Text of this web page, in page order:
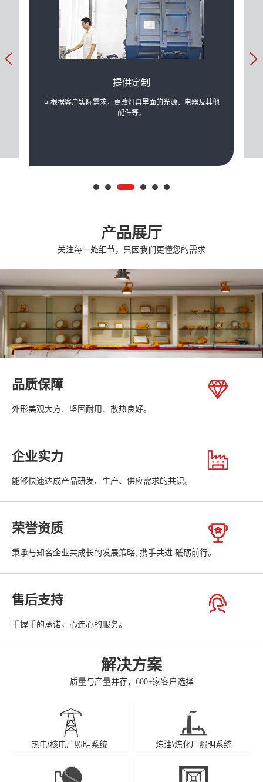
提供定制
可根据客户实际需求，更改灯具里面的光源、电器及其他
配件等。
产品展厅
关注每一处细节，只因我们更懂您的需求
品质保障
外形美观大方、坚固耐用、散热良好。
企业实力
能够快速达成产品研发、生产、供应需求的共识。
荣誉资质
秉承与知名企业共成长的发展策略, 携手共进 砥砺前行。
售后支持
手握手的承诺，心连心的服务。
解决方案
质量与产量并存，600+家客户选择
热电\核电厂照明系统 炼油\炼化厂照明系统